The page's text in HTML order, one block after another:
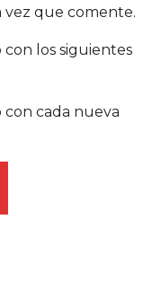
vez que comente.
los siguientes
cada nueva